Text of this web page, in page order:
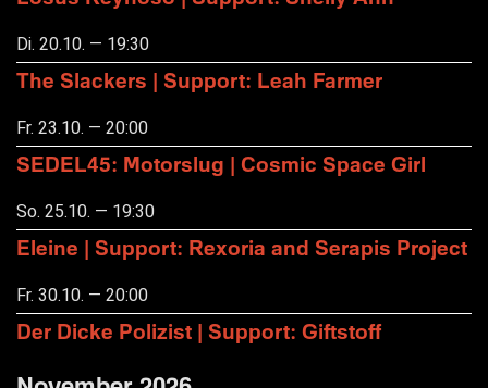
Di. 20.10. — 19:30
The Slackers | Support: Leah Farmer
Fr. 23.10. — 20:00
SEDEL45: Motorslug | Cosmic Space Girl
So. 25.10. — 19:30
Eleine | Support: Rexoria and Serapis Project
Fr. 30.10. — 20:00
Der Dicke Polizist | Support: Giftstoff